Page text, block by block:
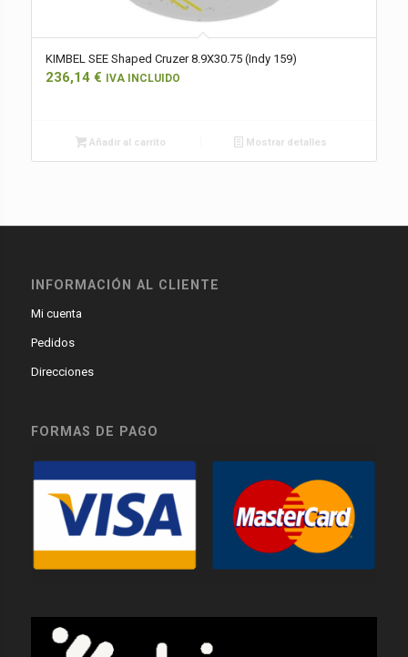
KIMBEL SEE Shaped Cruzer 8.9X30.75 (Indy 159)
236,14 € IVA INCLUIDO
Añadir al carrito Mostrar detalles
INFORMACIÓN AL CLIENTE
Mi cuenta
Pedidos
Direcciones
FORMAS DE PAGO